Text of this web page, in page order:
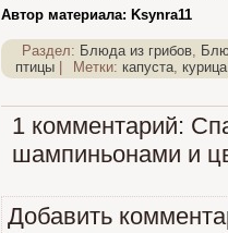
Автор материала: Ksynra11
Раздел: Блюда из грибов,
птицы
Метки: капуста, курица
1 комментарий:
шампиньонами и
Добавить